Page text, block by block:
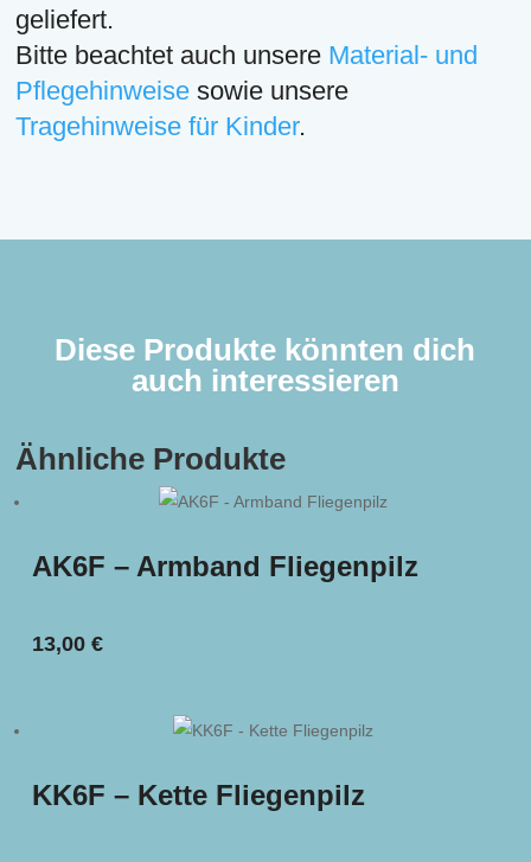
geliefert.
Bitte beachtet auch unsere Material- und
Pflegehinweise sowie unsere
Tragehinweise für Kinder.
Diese Produkte könnten dich
auch interessieren
Ähnliche Produkte
AK6F – Armband Fliegenpilz
13,00€
KK6F – Kette Fliegenpilz